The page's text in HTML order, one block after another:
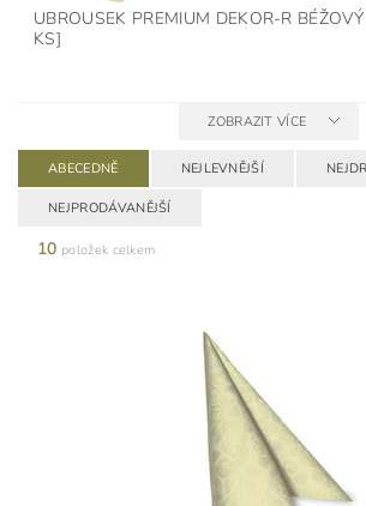
UBROUSEK PREMIUM DEKOR-R
KS]
ZOBRAZIT VÍCE
ABECEDNĚ NEJLEVNĚJŠÍ
NEJPRODÁVANĚJŠÍ
10 položek celkem